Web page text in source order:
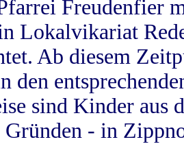
Freudenfier
Lokalvikariat
Ab diesem
den
sind Kinder aus
- in